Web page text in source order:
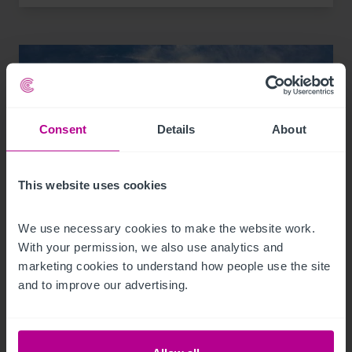
Consent Details About
This website uses cookies
We use necessary cookies to make the website work.
With your permission, we also use analytics and
marketing cookies to understand how people use the site
and to improve our advertising.
9/12/2023
Christie & Co vermittelt neuen Hotelpächter
für das Mainfranken Center Bamberg
Vermittlung